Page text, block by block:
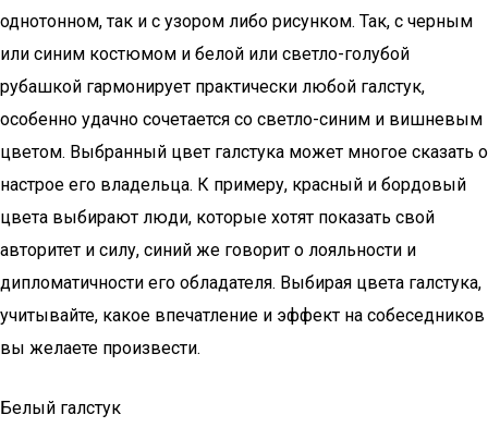
однотонном, так и с узором либо рисунком. Так, с черным
или синим костюмом и белой или светло-голубой
рубашкой гармонирует практически любой галстук,
особенно удачно сочетается со светло-синим и вишневым
цветом. Выбранный цвет галстука может многое сказать о
настрое его владельца. К примеру, красный и бордовый
цвета выбирают люди, которые хотят показать свой
авторитет и силу, синий же говорит о лояльности и
дипломатичности его обладателя. Выбирая цвета галстука,
учитывайте, какое впечатление и эффект на собеседников
вы желаете произвести.
Белый галстук